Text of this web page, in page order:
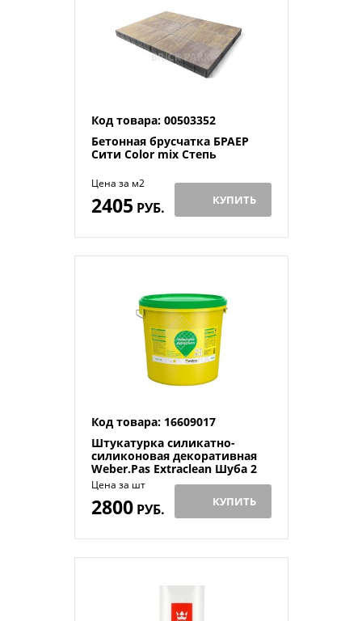
Код товара: 00503352
Бетонная брусчатка БРАЕР
Сити Color mix Степь
Цена за м2
2405 РУБ. КУПИТЬ
Код товара: 16609017
Штукатурка силикатно-
силиконовая декоративная
Weber.Pas Extraсlean Шуба 2
мм белая 25 кг
Цена за шт
2800РУБ. КУПИТЬ